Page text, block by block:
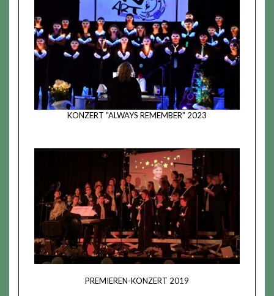
KONZERT "ALWAYS REMEMBER" 2023
PREMIEREN-KONZERT 2019